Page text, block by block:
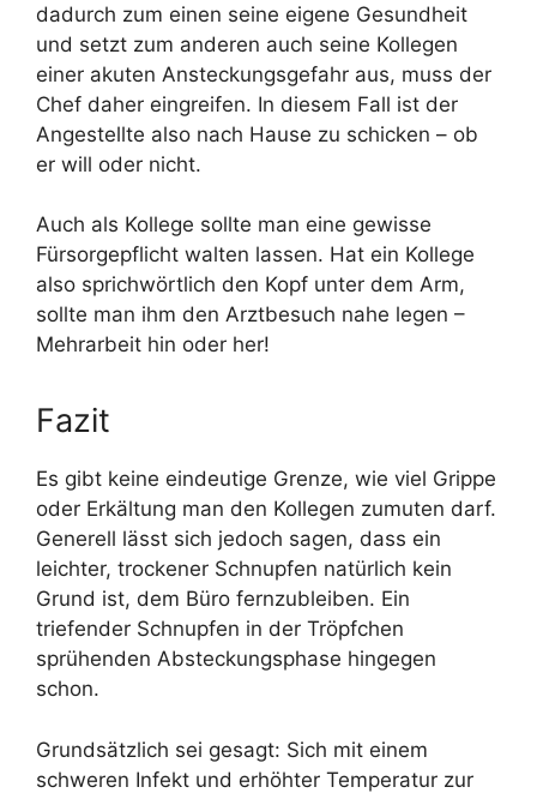
dadurch zum einen seine eigene Gesundheit
und setzt zum anderen auch seine Kollegen
einer akuten Ansteckungsgefahr aus, muss der
Chef daher eingreifen. In diesem Fall ist der
Angestellte also nach Hause zu schicken – ob
er will oder nicht.
Auch als Kollege sollte man eine gewisse
Fürsorgepflicht walten lassen. Hat ein Kollege
also sprichwörtlich den Kopf unter dem Arm,
sollte man ihm den Arztbesuch nahe legen –
Mehrarbeit hin oder her!
Fazit
Es gibt keine eindeutige Grenze, wie viel Grippe
oder Erkältung man den Kollegen zumuten darf.
Generell lässt sich jedoch sagen, dass ein
leichter, trockener Schnupfen natürlich kein
Grund ist, dem Büro fernzubleiben. Ein
triefender Schnupfen in der Tröpfchen
sprühenden Absteckungsphase hingegen
schon.
Grundsätzlich sei gesagt: Sich mit einem
schweren Infekt und erhöhter Temperatur zur